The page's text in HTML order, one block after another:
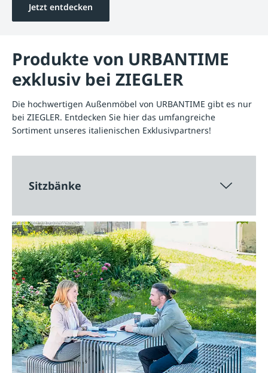
Jetzt entdecken
Produkte von URBANTIME
exklusiv bei ZIEGLER
Die hochwertigen Außenmöbel von URBANTIME gibt es nur
bei ZIEGLER. Entdecken Sie hier das umfangreiche
Sortiment unseres italienischen Exklusivpartners!
Sitzbänke